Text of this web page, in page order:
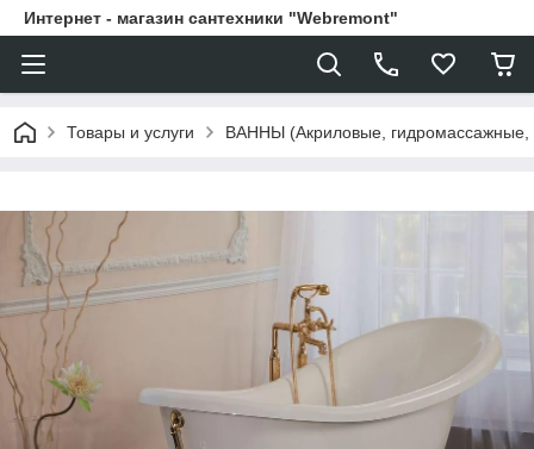
Интернет - магазин сантехники "Webremont"
Товары и услуги ВАННЫ (Акриловые,